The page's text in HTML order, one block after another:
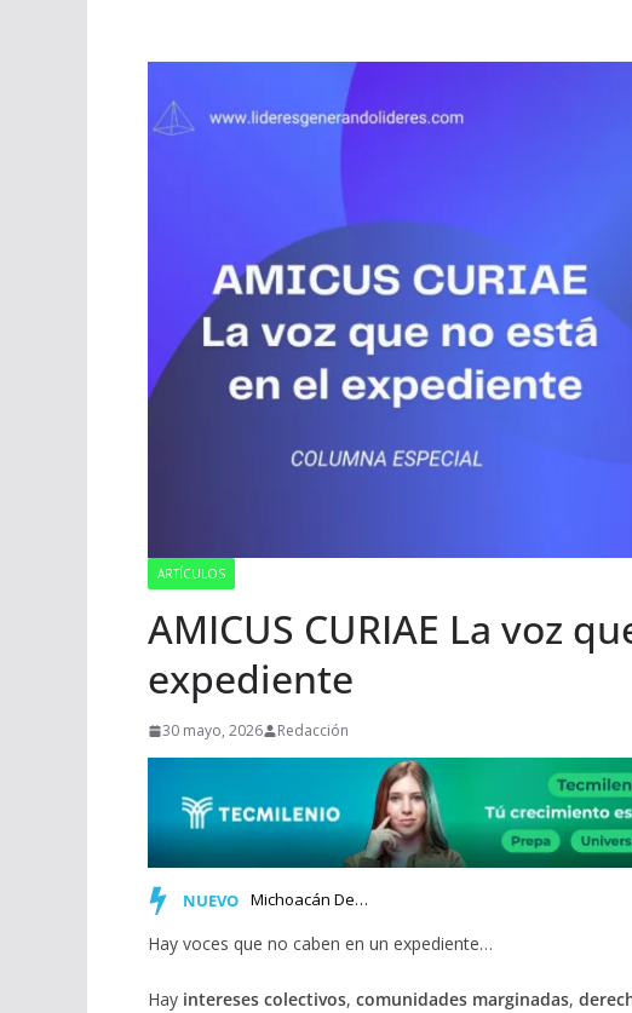
ARTÍCULOS
AMICUS CURIAE La voz
expediente
30 mayo, 2026 Redacción
NUEVO Michoacán Debe Fortalecer sus Empresas ante un Entorno Come…
Hay voces que no caben en un expediente…
Hay intereses colectivos, comunidades marginadas,